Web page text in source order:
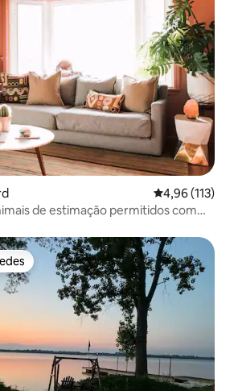
4,96 de uma
4,96 (113)
de estimação permitidos com